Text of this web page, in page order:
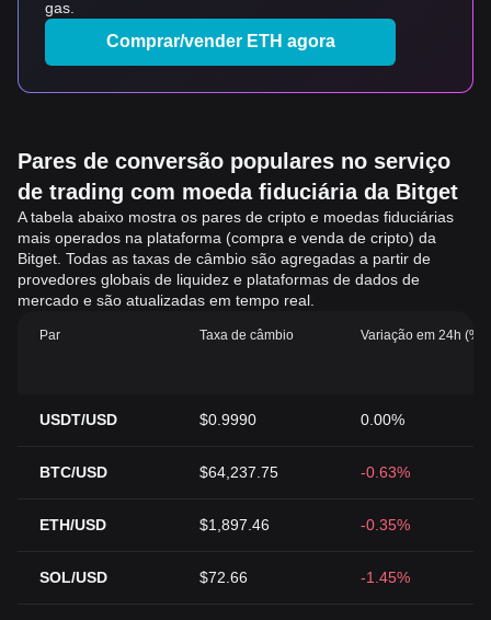
gas.
Comprar/vender ETH agora
Pares de conversão populares no serviço
de trading com moeda fiduciária da Bitget
A tabela abaixo mostra os pares de cripto e moedas fiduciárias
mais operados na plataforma (compra e venda de cripto) da
Bitget. Todas as taxas de câmbio são agregadas a partir de
provedores globais de liquidez e plataformas de dados de
mercado e são atualizadas em tempo real.
Par Taxa de câmbio Variação em 24h (%)
USDT/USD $0.9990 0.00%
BTC/USD $64,237.75 -0.63%
ETH/USD $1,897.46 -0.35%
SOL/USD $72.66 -1.45%